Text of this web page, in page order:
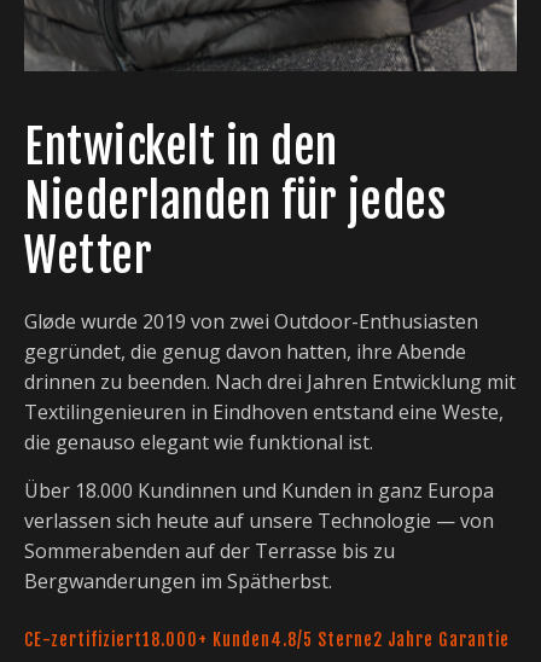
Entwickelt in den
Niederlanden für jedes
Wetter
Gløde wurde 2019 von zwei Outdoor-Enthusiasten
gegründet, die genug davon hatten, ihre Abende
drinnen zu beenden. Nach drei Jahren Entwicklung mit
Textilingenieuren in Eindhoven entstand eine Weste,
die genauso elegant wie funktional ist.
Über 18.000 Kundinnen und Kunden in ganz Europa
verlassen sich heute auf unsere Technologie — von
Sommerabenden auf der Terrasse bis zu
Bergwanderungen im Spätherbst.
CE-zertifiziert18.000+ Kunden4.8/5 Sterne2 Jahre Garantie